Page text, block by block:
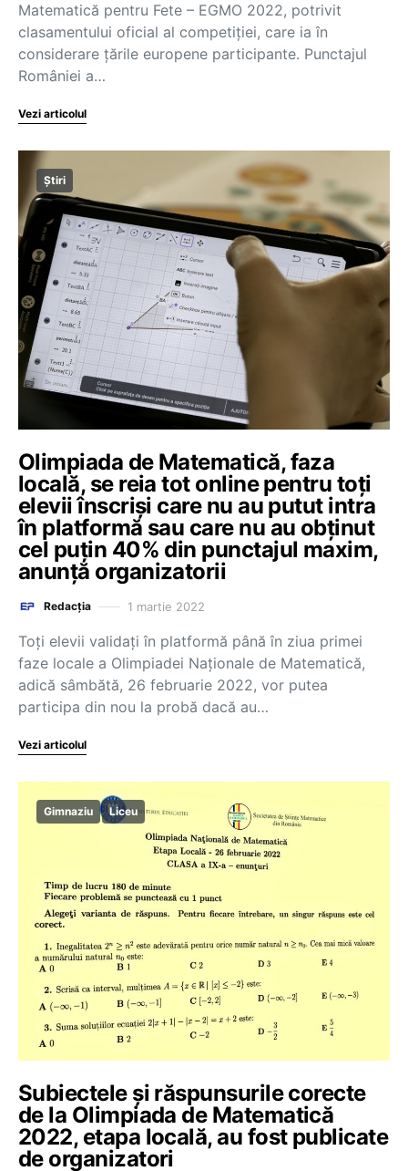
Matematică pentru Fete – EGMO 2022, potrivit
clasamentului oficial al competiției, care ia în
considerare țările europene participante. Punctajul
României a…
Vezi articolul
Știri
Olimpiada de Matematică, faza
locală, se reia tot online pentru toți
elevii înscriși care nu au putut intra
în platformă sau care nu au obținut
cel puțin 40% din punctajul maxim,
anunță organizatorii
Redacția 1 martie 2022
Toți elevii validați în platformă până în ziua primei
faze locale a Olimpiadei Naționale de Matematică,
adică sâmbătă, 26 februarie 2022, vor putea
participa din nou la probă dacă au…
Vezi articolul
Gimnaziu Liceu
Subiectele și răspunsurile corecte
de la Olimpiada de Matematică
2022, etapa locală, au fost publicate
de organizatori